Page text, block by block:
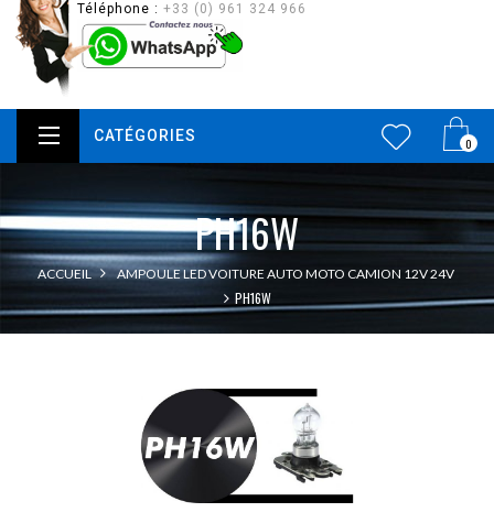
Téléphone : +33 (0) 961 324 966
0
CATÉGORIES
PH16W
ACCUEIL AMPOULE LED VOITURE AUTO MOTO CAMION 12V 24V
PH16W